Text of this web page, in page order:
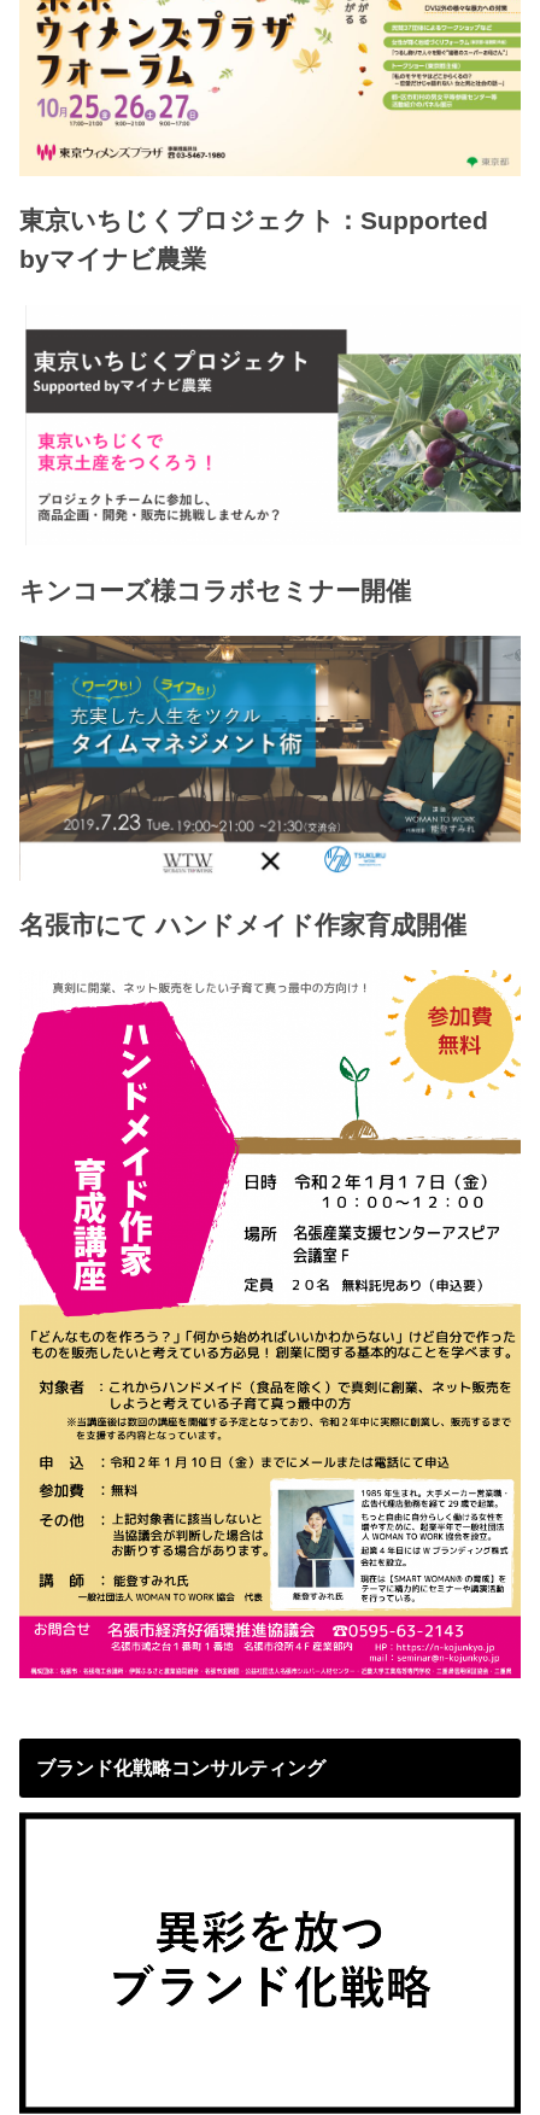
東京いちじくプロジェクト：Supported
byマイナビ農業
キンコーズ様コラボセミナー開催
名張市にて ハンドメイド作家育成開催
ブランド化戦略コンサルティング